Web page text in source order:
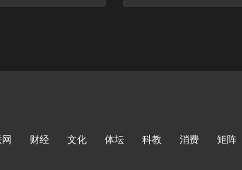
财经 文化 体坛 科教 消费 矩阵